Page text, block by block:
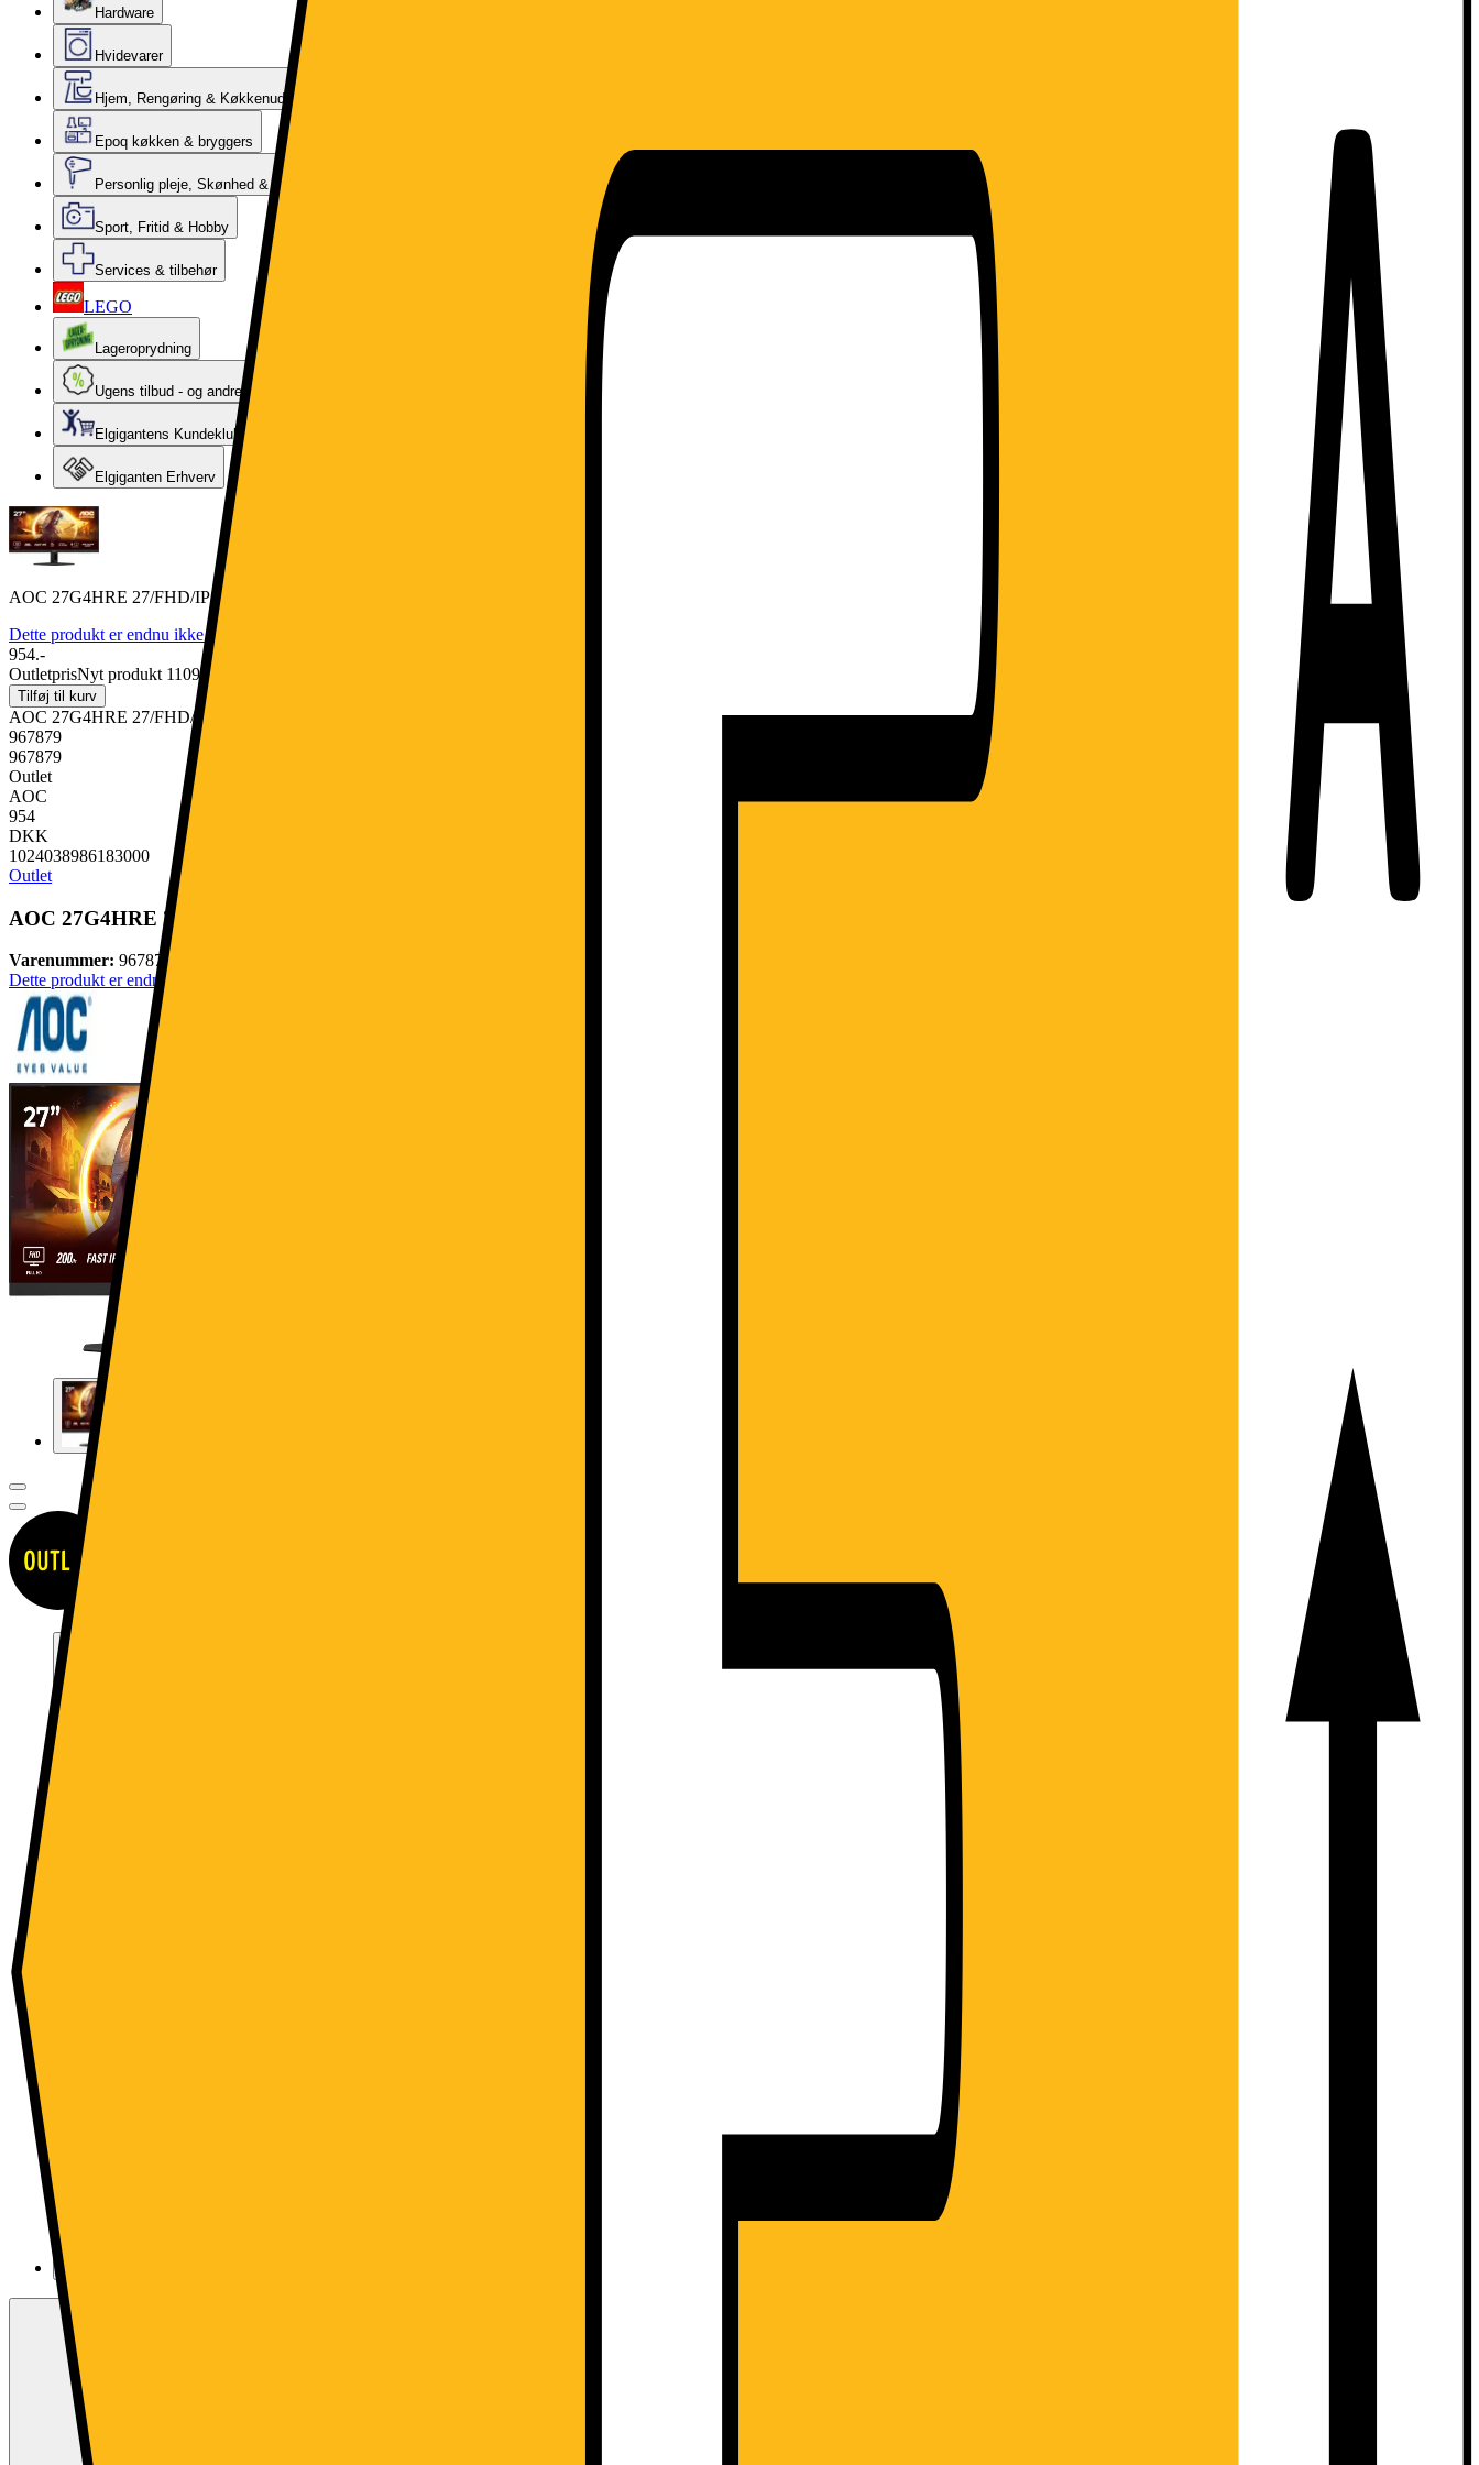
Hardware
Hvidevarer
Hjem, Rengøring & Køkkenudstyr
Epoq køkken & bryggers
Personlig pleje, Skønhed & Velvære
Sport, Fritid & Hobby
Services & tilbehør
LEGO
Lageroprydning
Ugens tilbud - og andre gode priser
Elgigantens Kundeklub
Elgiganten Erhverv
AOC 27G4HRE 27/FHD/IPS/200Hz/1ms
Dette produkt er endnu ikke blevet bedømt.
954.-
OutletprisNyt produkt 1109.-
Tilføj til kurv
AOC 27G4HRE 27/FHD/IPS/200Hz/1ms
967879
967879
Outlet
AOC
954
DKK
1024038986183000
Outlet
AOC 27G4HRE 27/FHD/IPS/200Hz/1ms
Varenummer: 967879
Dette produkt er endnu ikke blevet bedømt.